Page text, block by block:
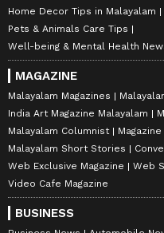
Home Decor Tips in Malayalam
Pets & Animals Care Tips
Well-being & Mental Health
MAGAZINE
Malayalam Magazines
India Art Magazine Malayalam
Malayalam Columnist
Malayalam Short Stories
Web Exclusive Magazine
Web
Video Cafe Magazine
BUSINESS